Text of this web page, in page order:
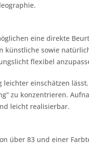
eine direkte
künstliche sowie
flexibel
einschätzen
zu konzentrieren.
leicht realisierbar.
über 83 und einer